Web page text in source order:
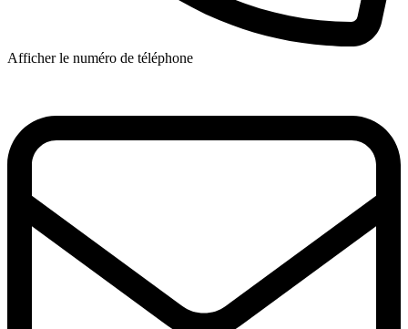
Afficher le numéro de téléphone